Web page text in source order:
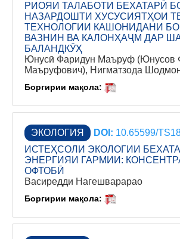
РИОЯИ ТАЛАБОТИ БЕХАТАРӢ
НАЗАРДОШТИ ХУСУСИЯТҲОИ
ТЕХНОЛОГИИ КАШОНИДАНИ
ВАЗНИН ВА КАЛОНҲАҶМ ДАР
БАЛАНДКӮҲ
Юнусӣ Фаридун Маъруф (Юнусов
Маъруфович), Нигматзода
Боргирии мақола:
ЭКОЛОГИЯ DOI: 10.65599/
ИСТЕҲСОЛИ ЭКОЛОГИИ
ЭНЕРГИЯИ ГАРМИИ:
ОФТОБӢ
Васиредди Нагешварарао
Боргирии мақола: